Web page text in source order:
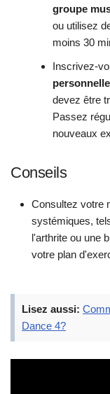
groupe
ou utilisez
moins 30
Inscrivez-
personnelle
devez être
Passez
nouveaux
Conseils
Consultez votre
systémiques,
l'arthrite ou une
votre plan
Lisez aussi:
Dance 4?